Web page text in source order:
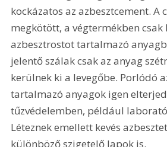
kockázatos az azbesztcement. A
megkötött, a végtermékben csak
azbesztrostot tartalmazó
jelentő szálak csak az anyag
kerülnek ki a levegőbe. Porlódó
tartalmazó anyagok igen
tűzvédelemben, például
Léteznek emellett kevés
különböző szigetelő lapok is.